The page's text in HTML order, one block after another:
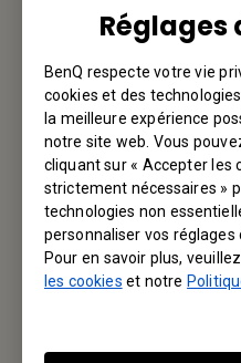
Réglages
BenQ respecte votre vie
cookies et des
la meilleure expérience
notre site web. Vous
cliquant sur « Accepter les
strictement nécessaires »
technologies non
personnaliser vos
Pour en savoir plus,
les cookies et notre
BenQ America Corp.
3200 Park Center Drive,
USA